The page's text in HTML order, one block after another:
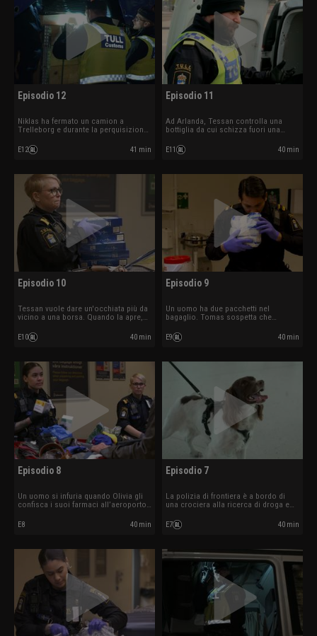
Episodio 12
Niklas ha fermato un camion a
Trelleborg e durante la perquisizione
un sospetto fabbricante di bombe.
E12 41 min
Episodio 11
Ad Arlanda, Tessan controlla una
bottiglia da cui schizza fuori una
peperoncino. Timor trova un sacco di
alcolici e sospetta un caso di
E11 40 min
Episodio 10
Tessan vuole dare un'occhiata più da
vicino a una borsa. Quando la apre,
E10 40 min
Episodio 9
Un uomo ha due pacchetti nel
bagaglio. Tomas sospetta che
controllo a Malmö uno dei
passeggeri cerca di ingoiare della
E9 40 min
Episodio 8
Un uomo si infuria quando Olivia gli
confisca i suoi farmaci all’aeroporto
frontiera trova un nascondiglio in un
camion.
E8 40 min
Episodio 7
La polizia di frontiera è a bordo di
una crociera alla ricerca di droga e
Casper fiuti qualcosa.
E7 40 min